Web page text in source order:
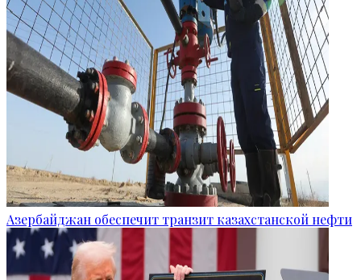
Азербайджан обеспечит транзит казахстанской нефти